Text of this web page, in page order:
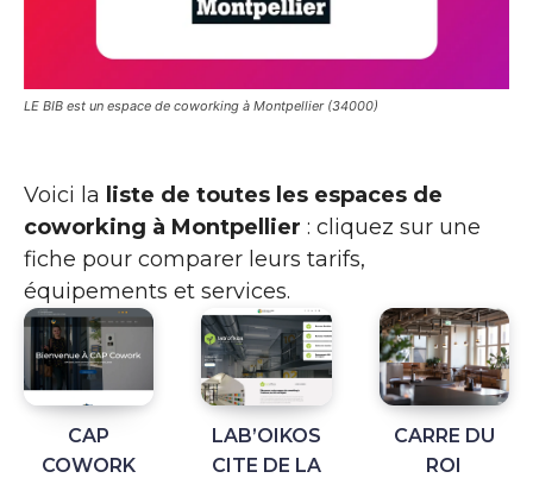
LE BIB est un espace de coworking à Montpellier (34000)
Voici la liste de toutes les espaces de
coworking à Montpellier : cliquez sur une
fiche pour comparer leurs tarifs,
équipements et services.
CAP
COWORK
LAB’OIKOS
CITE DE LA
CARRE DU
ROI